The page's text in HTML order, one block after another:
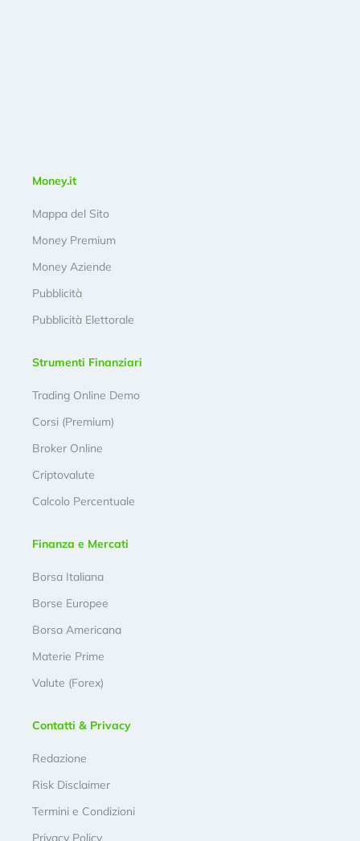
Money.it
Mappa del Sito
Money Premium
Money Aziende
Pubblicità
Pubblicità Elettorale
Strumenti Finanziari
Trading Online Demo
Corsi (Premium)
Broker Online
Criptovalute
Calcolo Percentuale
Finanza e Mercati
Borsa Italiana
Borse Europee
Borsa Americana
Materie Prime
Valute (Forex)
Contatti & Privacy
Redazione
Risk Disclaimer
Termini e Condizioni
Privacy Policy